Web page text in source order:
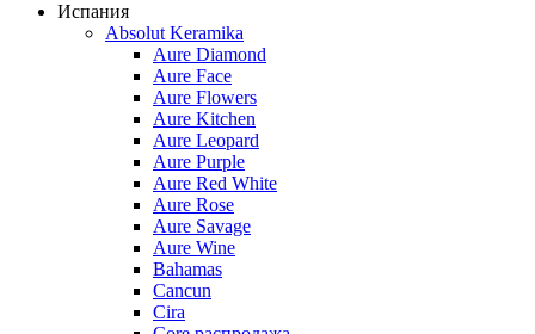
Испания
Absolut Keramika
Aure Diamond
Aure Face
Aure Flowers
Aure Kitchen
Aure Leopard
Aure Purple
Aure Red White
Aure Rose
Aure Savage
Aure Wine
Bahamas
Cancun
Cira